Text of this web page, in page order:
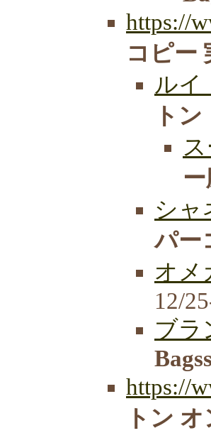
https://
コピー
ルイ
ト
シャ
パー
オメ
12/
ブラ
https://
トン